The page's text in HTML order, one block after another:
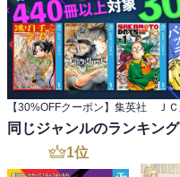
同じジャンルのランキング
1位